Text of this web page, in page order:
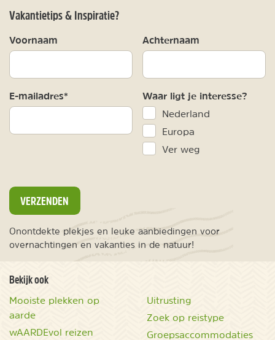
Vakantietips & Inspiratie?
Voornaam Achternaam
E-mailadres* Waar ligt je interesse?
Nederland
Europa
Ver weg
VERZENDEN
Onontdekte plekjes en leuke aanbiedingen voor
overnachtingen en vakanties in de natuur!
Bekijk ook
Mooiste plekken op
aarde
wAARDEvol reizen
Uitrusting
Zoek op reistype
Groepsaccommodaties